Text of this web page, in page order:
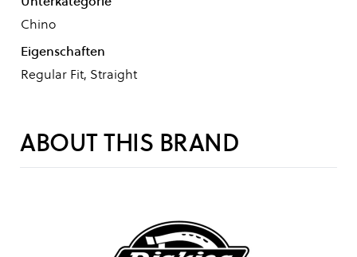
Chino
Eigenschaften
Regular Fit, Straight
ABOUT THIS BRAND